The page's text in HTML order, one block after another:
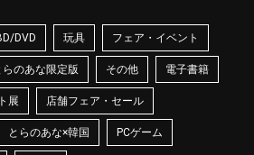
DVD 玩具 フェア・イベント
らのあな限定版 その他 電子書籍
展 店舗フェア・セール
とらのあな×韓国 PCゲーム